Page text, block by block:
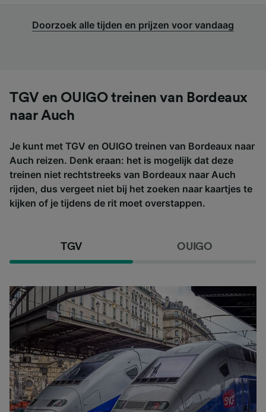
Doorzoek alle tijden en prijzen voor vandaag
TGV en OUIGO treinen van Bordeaux
naar Auch
Je kunt met TGV en OUIGO treinen van Bordeaux naar
Auch reizen. Denk eraan: het is mogelijk dat deze
treinen niet rechtstreeks van Bordeaux naar Auch
rijden, dus vergeet niet bij het zoeken naar kaartjes te
kijken of je tijdens de rit moet overstappen.
TGV OUIGO